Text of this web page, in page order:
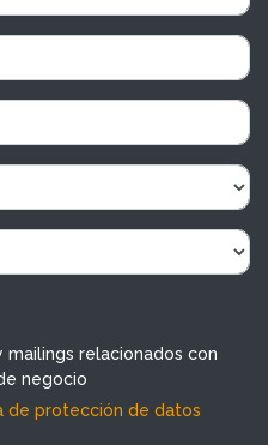
relacionados con
negocio
de protección de datos